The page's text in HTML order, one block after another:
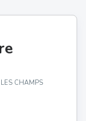
LES CHAMPS